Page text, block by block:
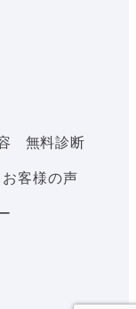
無料診断
お客様の声